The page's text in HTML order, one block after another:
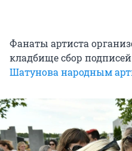
Фанаты артиста
кладбище сбор подписей
Шатунова народным